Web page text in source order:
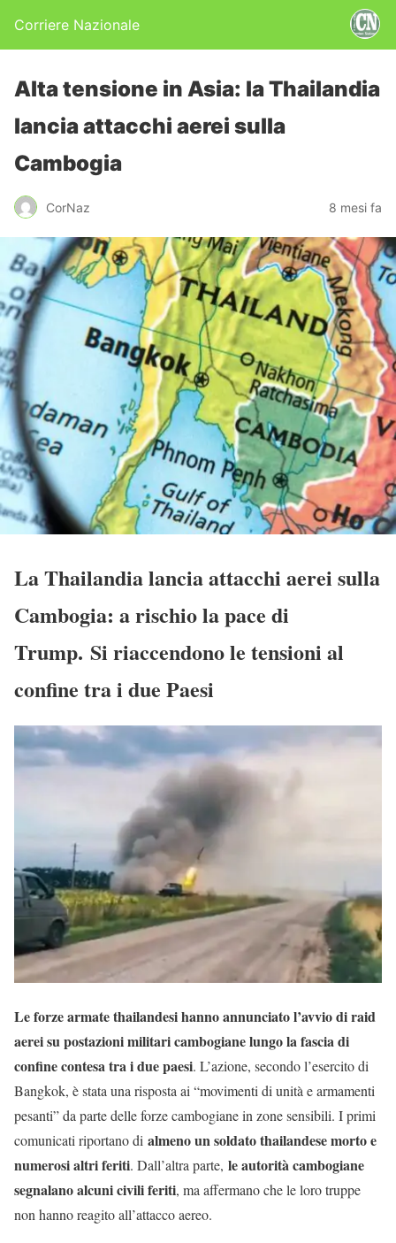
Corriere Nazionale
Alta tensione in Asia: la Thailandia
lancia attacchi aerei sulla
Cambogia
CorNaz 8 mesi fa
La Thailandia lancia attacchi aerei sulla
Cambogia: a rischio la pace di
Trump. Si riaccendono le tensioni al
confine tra i due Paesi
Le forze armate thailandesi hanno annunciato l’avvio di raid
aerei su postazioni militari cambogiane lungo la fascia di
confine contesa tra i due paesi. L’azione, secondo l’esercito di
Bangkok, è stata una risposta ai “movimenti di unità e armamenti
pesanti” da parte delle forze cambogiane in zone sensibili. I primi
comunicati riportano di almeno un soldato thailandese morto e
numerosi altri feriti. Dall’altra parte, le autorità cambogiane
segnalano alcuni civili feriti, ma affermano che le loro truppe
non hanno reagito all’attacco aereo.